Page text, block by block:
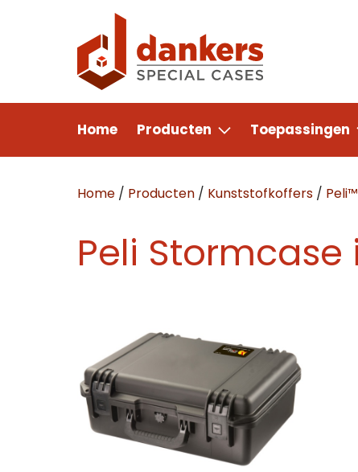
Home Producten Toepassingen
Home / Producten / Kunststofkoffers / Peli™
Peli Stormcase